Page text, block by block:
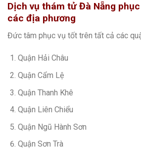
Dịch vụ thám tử Đà Nẵng
các địa phương
Đức tâm phục vụ tốt trên tất cả các
Quận Hải Châu
Quận Cẩm Lệ
Quận Thanh Khê
Quận Liên Chiểu
Quận Ngũ Hành Sơn
Quận Sơn Trà